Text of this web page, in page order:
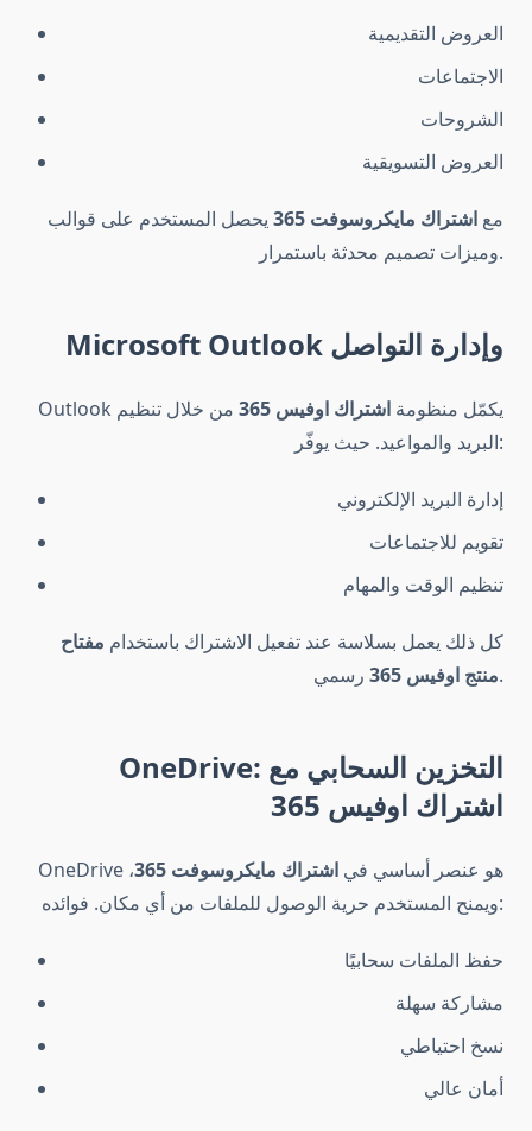
العروض التقديمية
الاجتماعات
الشروحات
العروض التسويقية
مع اشتراك مايكروسوفت 365
يحصل المستخدم على قوالب
وميزات تصميم محدثة باستمرار.
Microsoft Outlook وإدارة التواصل
Outlook يكمّل منظومة اشتراك اوفيس 365
من خلال تنظيم
البريد والمواعيد. حيث يوفّر:
إدارة البريد الإلكتروني
تقويم للاجتماعات
تنظيم الوقت والمهام
كل ذلك يعمل بسلاسة عند تفعيل الاشتراك باستخدام مفتاح
منتج اوفيس 365رسمي.
OneDrive: التخزين السحابي مع
اشتراك اوفيس 365
OneDrive هو عنصر أساسي في اشتراك مايكروسوفت 365
،
ويمنح المستخدم حرية الوصول للملفات من أي مكان. فوائده:
حفظ الملفات سحابيًا
مشاركة سهلة
نسخ احتياطي
أمان عالي